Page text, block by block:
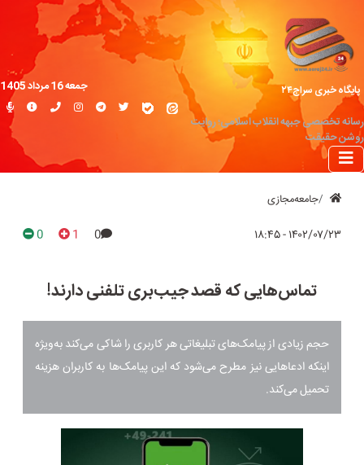
پایگاه خبری سراج۲۴
رسانه تخصصی جبهه انقلاب اسلامی؛ روایت
روشن حقیقت
جمعه 16 مرداد 1405
جامعه‌مجازی
۱۴۰۲/۰۷/۲۳ - ۱۸:۴۵ 0
1
0
تماس‌هایی که قصد جیب‌بری تلفنی دارند!
حجم زیادی از پیامک‌های تبلیغاتی هر کاربری را شاکی می‌کند به‌ویژه
اینکه ادعا‌هایی نیز مطرح می‌شود که این پیامک‌ها به کاربران هزینه
تحمیل می‌کند.